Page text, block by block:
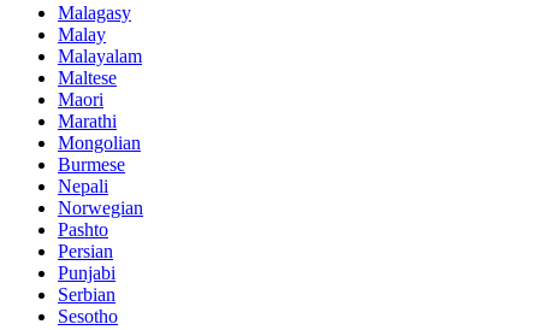
Malagasy
Malay
Malayalam
Maltese
Maori
Marathi
Mongolian
Burmese
Nepali
Norwegian
Pashto
Persian
Punjabi
Serbian
Sesotho